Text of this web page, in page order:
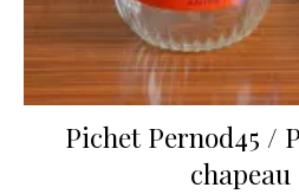
Pichet Pernod45 /